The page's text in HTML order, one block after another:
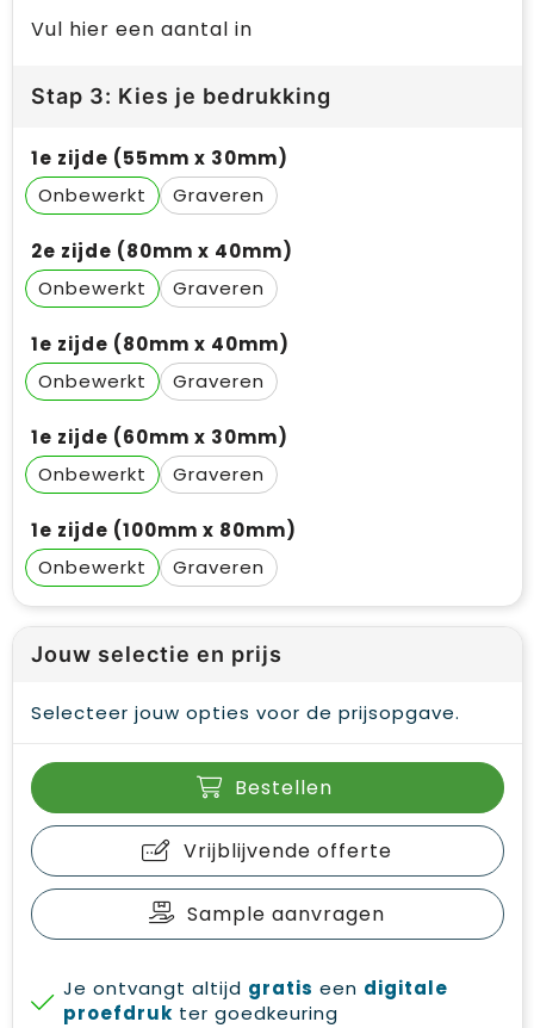
Vul hier een aantal in
Stap 3: Kies je bedrukking
1e zijde (55mm x 30mm)
Onbewerkt
Graveren
2e zijde (80mm x 40mm)
Onbewerkt
Graveren
1e zijde (80mm x 40mm)
Onbewerkt
Graveren
1e zijde (60mm x 30mm)
Onbewerkt
Graveren
1e zijde (100mm x 80mm)
Onbewerkt
Graveren
Jouw selectie en prijs
Selecteer jouw opties voor de prijsopgave.
Bestellen
Vrijblijvende offerte
Sample aanvragen
Je ontvangt altijd gratis een digitale
proefdruk ter goedkeuring